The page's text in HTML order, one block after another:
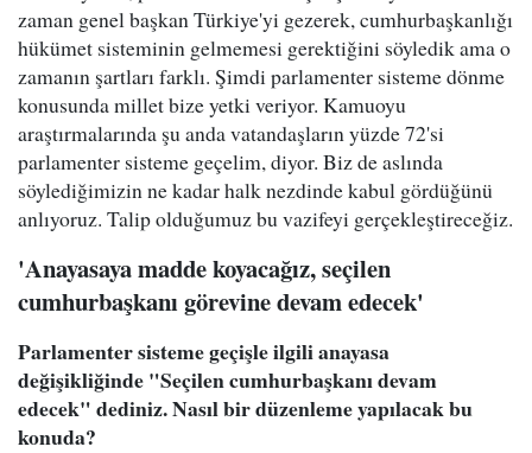
zaman genel başkan Türkiye'yi gezerek, cumhurbaşkanlığı
hükümet sisteminin gelmemesi gerektiğini söyledik ama o
zamanın şartları farklı. Şimdi parlamenter sisteme dönme
konusunda millet bize yetki veriyor. Kamuoyu
araştırmalarında şu anda vatandaşların yüzde 72'si
parlamenter sisteme geçelim, diyor. Biz de aslında
söylediğimizin ne kadar halk nezdinde kabul gördüğünü
anlıyoruz. Talip olduğumuz bu vazifeyi gerçekleştireceğiz.
'Anayasaya madde koyacağız, seçilen
cumhurbaşkanı görevine devam edecek'
Parlamenter sisteme geçişle ilgili anayasa
değişikliğinde "Seçilen cumhurbaşkanı devam
edecek" dediniz. Nasıl bir düzenleme yapılacak bu
konuda?